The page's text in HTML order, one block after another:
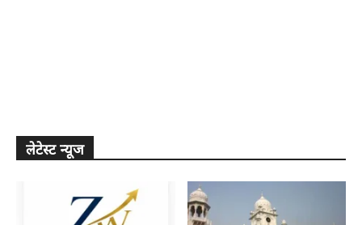
लेटेस्ट न्यूज